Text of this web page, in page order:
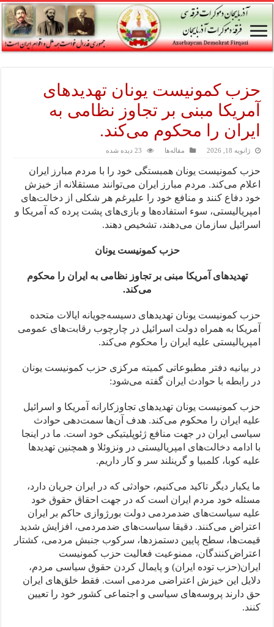
حزب کمونیست یونان تهدیدهای
آمریکا مبنی بر تجاوز نظامی به
ایران را محکوم می‌کند.
ژانویه 18, 2026 مقاله‌ها 23 دیده شده
حزب کمونیست یونان همبستگی خود را با مردم مبارز ایران
اعلام می‌کند. مردم مبارز ایران می‌توانند مستقلانه از خیزش
خود دفاع کنند و منافع خود را علیرغم هر شکلی از دخالت‌های
امپریالیستی، سوء استفاده‌ها و بازی‌های پشت پرده که آمریکا و
اسرائیل سازمان می‌دهند، تشخیص دهند.
حزب کمونیست یونان
تهدیدهای آمریکا مبنی بر تجاوز نظامی به ایران را محکوم
می‌کند.
حزب کمونیست یونان تهدیدهای دسیسه‌جویانه ایالات متحده
آمریکا به همراه دولت اسرائیل در چارچوب رقابت‌های عمومی
امپریالیستی علیه ایران را محکوم می‌کند.
در بیانیه دفتر مطبوعاتی کمیته مرکزی حزب کمونیست یونان
در رابطه با حوادث ایران گفته می‌شود:
حزب کمونیست یونان تهدیدهای تجاوزکارانه آمریکا و اسرائیل
علیه ایران را محکوم می‌کند. هدف آن‌ها سمت‌دهی حوادث
سیاسی ایران در جهت منافع ژئوپلیتیکی خود است. ما در اینجا
با ادامه دخالت‌های امپریالیستی در ونزوئلا و همچنین تهدید‌ها
علیه کوبا، کلمبیا و گرینلند سر و کار داریم.
ما یکبار دیگر تاکید می‌کنیم، حوادثی که در ایران جریان دارد،
مسئله خود مردم ایران است که در جهت احقاق حقوق خود
علیه سیاست‌های ضدمردمی دولت بورژوازی حاکم بر ایران
اعتراض می‌کنند. دقیقا سیاست‌های ضدمردمی، افزایش شدید
قیمت‌ها، سطح پایین دستمزدها، سرکوب جنبش مردمی، کشتار
اعتراض‌کنندگان، ممنوعیت فعالیت حزب کمونیست
ایران(حزب توده ایران) و پایمال کردن حقوق سیاسی مردم،
دلایل این خیزش اعتراضی مردمی است. فقط خلق‌های ایران
حق دارند پروسه‌های سیاسی و اجتماعی کشور خود را تعیین
کنند.‌